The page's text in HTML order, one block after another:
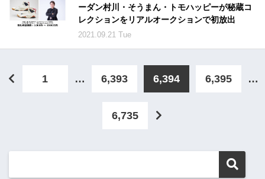
ーダン村川・そうまん・トモハッピーが秘蔵コ
レクションをリアルオークションで初放出
2021.09.21 Tue
1 … 6,393 6,394 6,395 …
6,735